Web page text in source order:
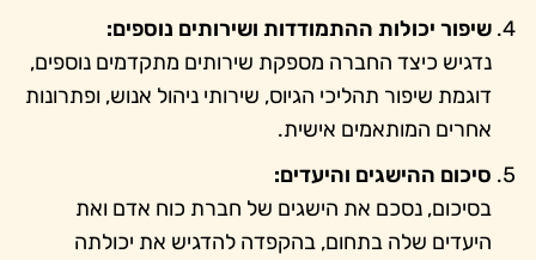
שיפור יכולות ההתמודדות ושירותים נוספים:
נדגיש כיצד החברה מספקת שירותים מתקדמים נוספים,
דוגמת שיפור תהליכי הגיוס, שירותי ניהול אנוש, ופתרונות
אחרים המותאמים אישית.
סיכום ההישגים והיעדים:
בסיכום, נסכם את הישגים של חברת כוח אדם ואת
היעדים שלה בתחום, בהקפדה להדגיש את יכולתה